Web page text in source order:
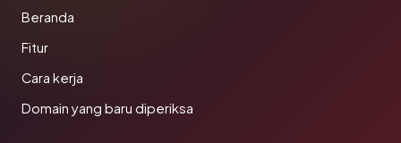
Beranda
Fitur
Cara kerja
Domain yang baru diperiksa